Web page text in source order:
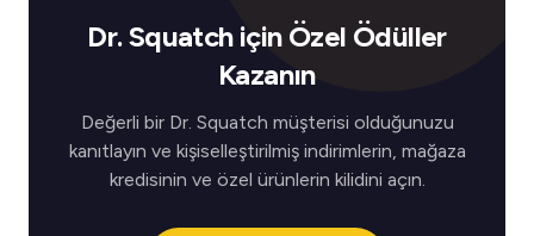
Dr. Squatch için Özel Ödüller
Kazanın
Değerli bir Dr. Squatch müşterisi olduğunuzu
kanıtlayın ve kişiselleştirilmiş indirimlerin, mağaza
kredisinin ve özel ürünlerin kilidini açın.